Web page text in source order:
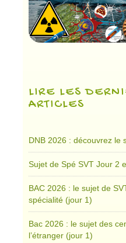
LIRE LES
ARTICLES
DNB 2026 : découvrez le
Sujet de Spé SVT Jour 2
BAC 2026 : le sujet de
spécialité (jour 1)
Bac 2026 : le sujet des
l’étranger (jour 1)